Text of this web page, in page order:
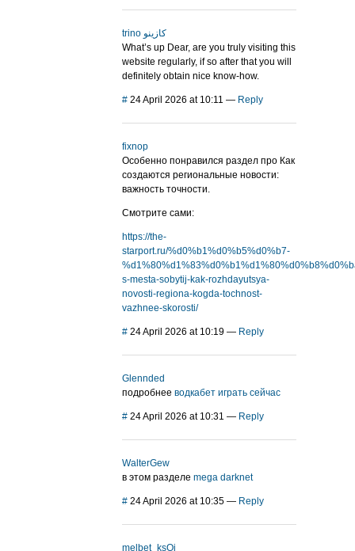
trino كازينو
What’s up Dear, are you truly visiting this
website regularly, if so after that you will
definitely obtain nice know-how.
# 24 April 2026 at 10:11 — Reply
fixnop
Особенно понравился раздел про Как
создаются региональные новости:
важность точности.
Смотрите сами:
https://the-
starport.ru/%d0%b1%d0%b5%d0%b7-
s-mesta-sobytij-kak-rozhdayutsya-
novosti-regiona-kogda-tochnost-
vazhnee-skorosti/
# 24 April 2026 at 10:19 — Reply
Glennded
подробнее водкабет играть сейчас
# 24 April 2026 at 10:31 — Reply
WalterGew
в этом разделе mega darknet
# 24 April 2026 at 10:35 — Reply
melbet_ksOi